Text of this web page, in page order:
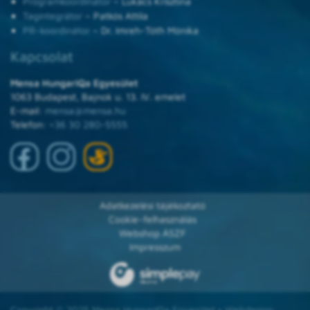
Tagintegrátor
– Patkós Attila
PR-koordinátor – Dr. Imreh-Tóth Mónika
Kapcsolat
Mensa HungarIQa Egyesület
1063 Budapest, Bajnok u. 13. IV. emelet
E-mail: mensa@mensa.hu
Telefon:
+36 30 280-5555
Adatkezelési tájékoztató
Cookie-felhasználás
Webshop ÁSZF
Impresszum